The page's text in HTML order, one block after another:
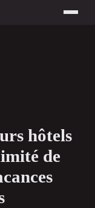
hôtels
de